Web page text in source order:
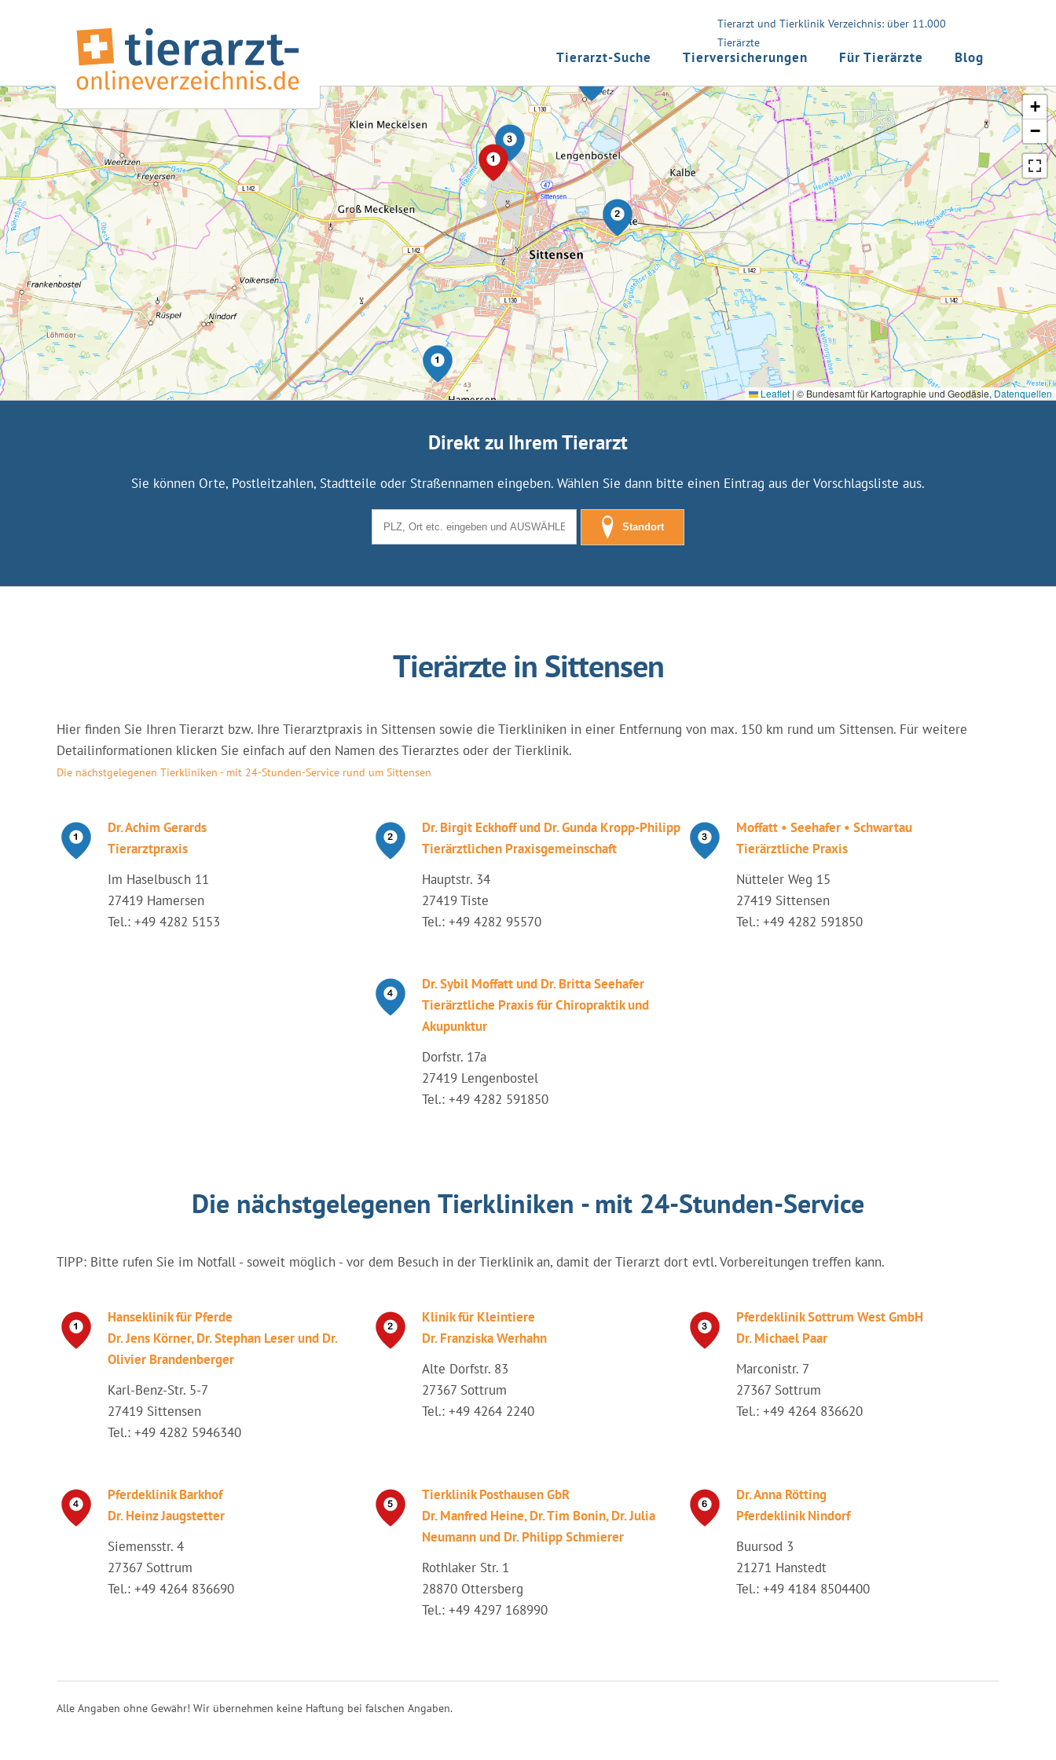
Tierarzt und Tierklinik Verzeichnis: über 11.000
Tierärzte
Tierarzt-Suche Tierversicherungen Für Tierärzte Blog
+
−
Leaflet | © Bundesamt für Kartographie und Geodäsie,Datenquellen
Direkt zu Ihrem Tierarzt
Sie können Orte, Postleitzahlen, Stadtteile oder Straßennamen eingeben. Wählen Sie dann bitte einen Eintrag aus der Vorschlagsliste aus.
Standort
Tierärzte in Sittensen
Hier finden Sie Ihren Tierarzt bzw. Ihre Tierarztpraxis in Sittensen sowie die Tierkliniken in einer Entfernung von max. 150 km rund um Sittensen. Für weitere
Detailinformationen klicken Sie einfach auf den Namen des Tierarztes oder der Tierklinik.
Die nächstgelegenen Tierkliniken - mit 24-Stunden-Service rund um Sittensen
Dr. Achim Gerards
Tierarztpraxis
Im Haselbusch 11
27419 Hamersen
Tel.: +49 4282 5153
Dr. Birgit Eckhoff und Dr. Gunda Kropp-Philipp
Tierärztlichen Praxisgemeinschaft
Hauptstr. 34
27419 Tiste
Tel.: +49 4282 95570
Moffatt • Seehafer • Schwartau
Tierärztliche Praxis
Nütteler Weg 15
27419 Sittensen
Tel.: +49 4282 591850
Dr. Sybil Moffatt und Dr. Britta Seehafer
Tierärztliche Praxis für Chiropraktik und
Akupunktur
Dorfstr. 17a
27419 Lengenbostel
Tel.: +49 4282 591850
Die nächstgelegenen Tierkliniken - mit 24-Stunden-Service
TIPP: Bitte rufen Sie im Notfall - soweit möglich - vor dem Besuch in der Tierklinik an, damit der Tierarzt dort evtl. Vorbereitungen treffen kann.
Hanseklinik für Pferde
Dr. Jens Körner, Dr. Stephan Leser und Dr.
Olivier Brandenberger
Karl-Benz-Str. 5-7
27419 Sittensen
Tel.: +49 4282 5946340
Klinik für Kleintiere
Dr. Franziska Werhahn
Alte Dorfstr. 83
27367 Sottrum
Tel.: +49 4264 2240
Pferdeklinik Sottrum West GmbH
Dr. Michael Paar
Marconistr. 7
27367 Sottrum
Tel.: +49 4264 836620
Pferdeklinik Barkhof
Dr. Heinz Jaugstetter
Siemensstr. 4
27367 Sottrum
Tel.: +49 4264 836690
Tierklinik Posthausen GbR
Dr. Manfred Heine, Dr. Tim Bonin, Dr. Julia
Neumann und Dr. Philipp Schmierer
Rothlaker Str. 1
28870 Ottersberg
Tel.: +49 4297 168990
Dr. Anna Rötting
Pferdeklinik Nindorf
Buursod 3
21271 Hanstedt
Tel.: +49 4184 8504400
Alle Angaben ohne Gewähr! Wir übernehmen keine Haftung bei falschen Angaben.